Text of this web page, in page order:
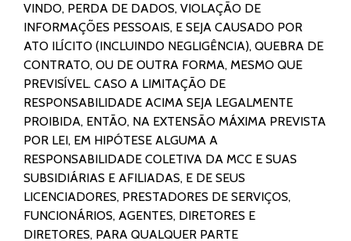
VINDO, PERDA DE DADOS, VIOLAÇÃO DE
INFORMAÇÕES PESSOAIS, E SEJA CAUSADO POR
ATO ILÍCITO (INCLUINDO NEGLIGÊNCIA), QUEBRA DE
CONTRATO, OU DE OUTRA FORMA, MESMO QUE
PREVISÍVEL. CASO A LIMITAÇÃO DE
RESPONSABILIDADE ACIMA SEJA LEGALMENTE
PROIBIDA, ENTÃO, NA EXTENSÃO MÁXIMA PREVISTA
POR LEI, EM HIPÓTESE ALGUMA A
RESPONSABILIDADE COLETIVA DA MCC E SUAS
SUBSIDIÁRIAS E AFILIADAS, E DE SEUS
LICENCIADORES, PRESTADORES DE SERVIÇOS,
FUNCIONÁRIOS, AGENTES, DIRETORES E
DIRETORES, PARA QUALQUER PARTE